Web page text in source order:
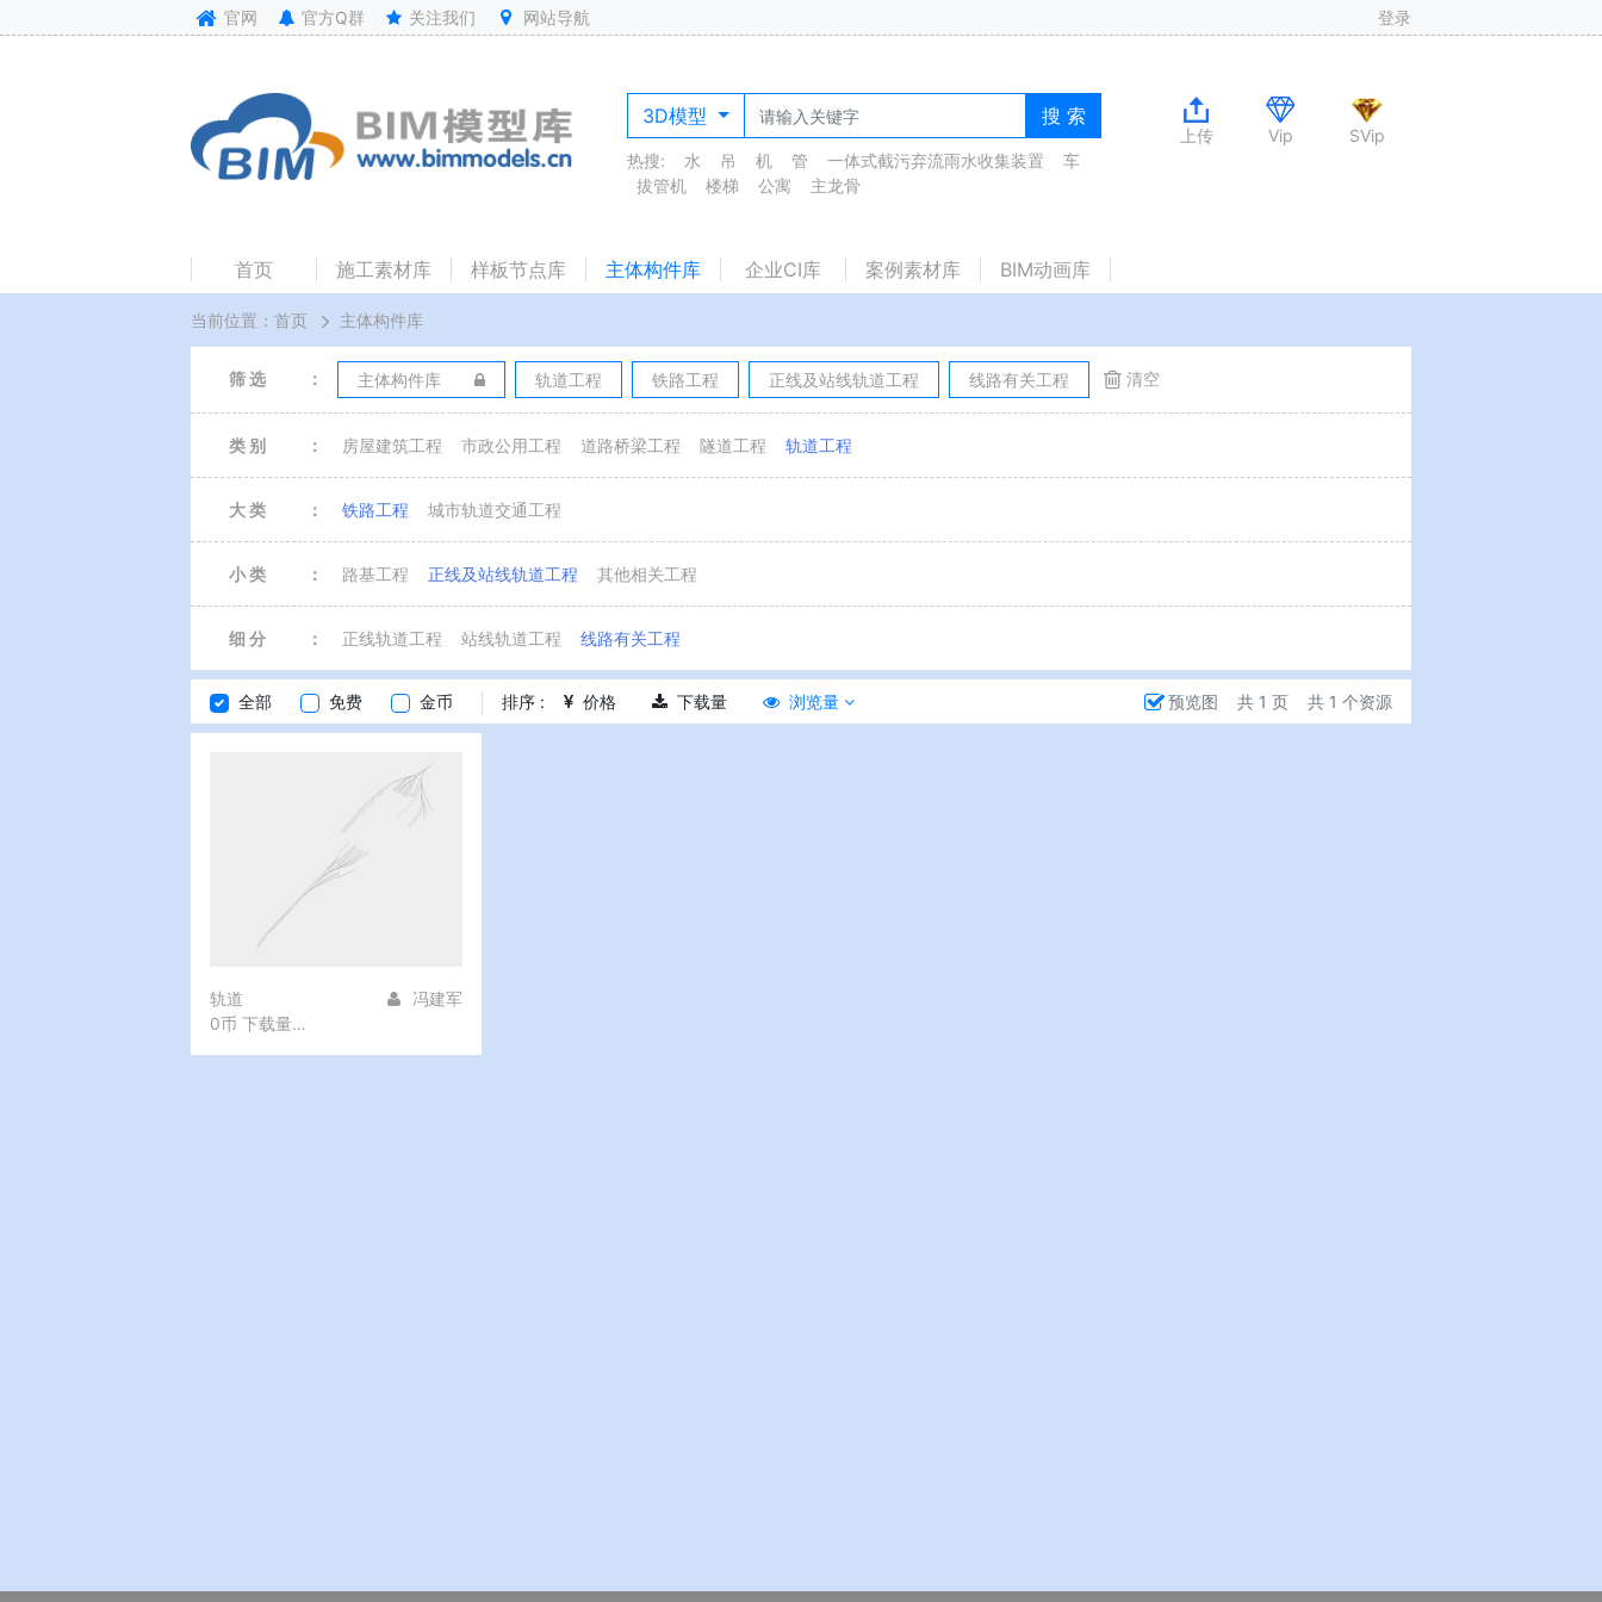
官网 官方Q群 关注我们 网站导航 登录
3D模型 搜 索
热搜: 水 吊 机 管 一体式截污弃流雨水收集装置
车
拔管机
楼梯 公寓 主龙骨
上传 Vip SVip
首页 施工素材库 样板节点库 主体构件库 企业CI库 案例素材库 BIM动画库
当前位置： 首页 主体构件库
筛 选 ： 主体构件库 轨道工程 铁路工程 正线及站线轨道工程 线路有关工程 清空
类 别 ： 房屋建筑工程 市政公用工程 道路桥梁工程 隧道工程 轨道工程
大 类 ： 铁路工程 城市轨道交通工程
小 类 ： 路基工程 正线及站线轨道工程 其他相关工程
细 分 ： 正线轨道工程 站线轨道工程 线路有关工程
全部 免费 金币 排序 : 价格 下载量 浏览量 预览图 共 1 页 共 1 个资源
轨道
冯建军
0币 下载量：71